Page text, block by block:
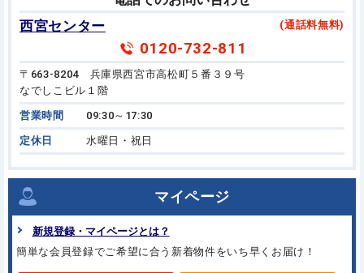
西宮センター
(通話料無料)
0120-732-811
〒663-8204 兵庫県西宮市高松町５番３９号
なでしこビル１階
営業時間 09:30～17:30
定休日 水曜日・祝日
マイページ
新規登録・マイページとは？
簡単な会員登録でご希望に合う 新着物件をいち早くお届け！